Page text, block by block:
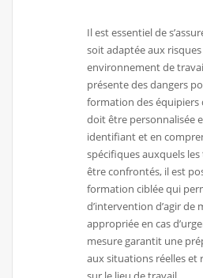
Il est essentiel de
soit adaptée aux
environnement de
présente des dangers
formation des
doit être personnalisée
identifiant et en
spécifiques auxquels
être confrontés, il est
formation ciblée qui
d’intervention d’agir de
appropriée en cas
mesure garantit une
aux situations réelles et